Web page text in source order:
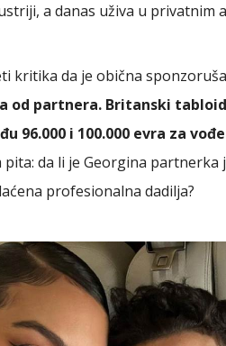
a danas uživa u privatnim
kritika da je obična
od partnera. Britanski
96.000 i 100.000 evra za
pita: da li je Georgina
profesionalna dadilja?